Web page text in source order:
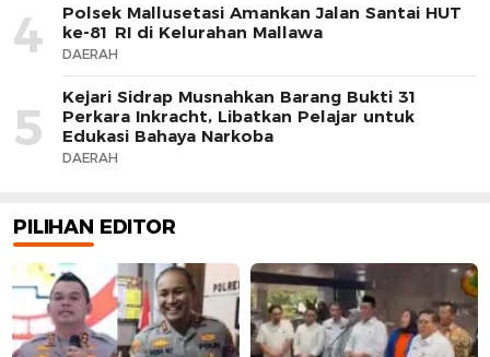
4
Polsek Mallusetasi Amankan Jalan Santai HUT
ke-81 RI di Kelurahan Mallawa
DAERAH
5
Kejari Sidrap Musnahkan Barang Bukti 31
Perkara Inkracht, Libatkan Pelajar untuk
Edukasi Bahaya Narkoba
DAERAH
PILIHAN EDITOR